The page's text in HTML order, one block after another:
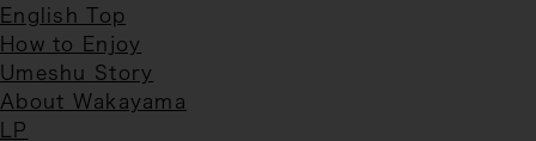
English Top
How to Enjoy
Umeshu Story
About Wakayama
LP